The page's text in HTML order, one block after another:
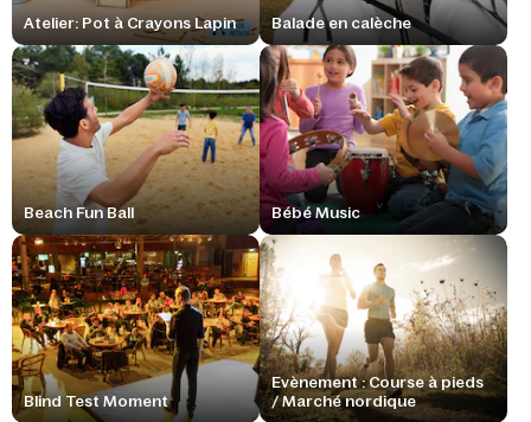
Atelier: Pot à Crayons Lapin Balade en calèche
Beach Fun Ball Bébé Music
Blind Test Moment
Evènement : Course à pieds
/ Marché nordique